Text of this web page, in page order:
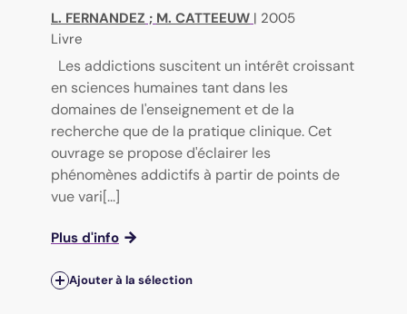
L. FERNANDEZ ; M. CATTEEUW | 2005
Livre
Les addictions suscitent un intérêt croissant
en sciences humaines tant dans les
domaines de l'enseignement et de la
recherche que de la pratique clinique. Cet
ouvrage se propose d'éclairer les
phénomènes addictifs à partir de points de
vue vari[...]
Plus d'info
Ajouter à la sélection